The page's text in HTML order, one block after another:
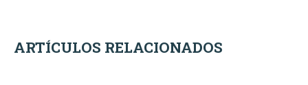
ARTÍCULOS RELACIONADOS